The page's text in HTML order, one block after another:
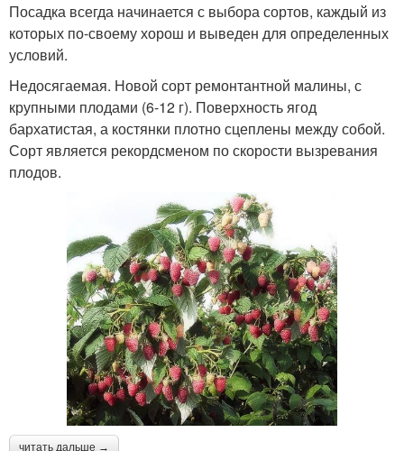
Посадка всегда начинается с выбора сортов, каждый из
которых по-своему хорош и выведен для определенных
условий.
Недосягаемая. Новой сорт ремонтантной малины, с
крупными плодами (6-12 г). Поверхность ягод
бархатистая, а костянки плотно сцеплены между собой.
Сорт является рекордсменом по скорости вызревания
плодов.
читать дальше →